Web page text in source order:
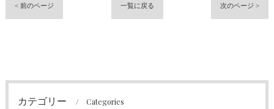
< 前のページ 一覧に戻る 次のページ >
カテゴリー Categories